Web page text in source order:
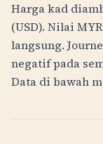
Harga kad
(USD). Nilai MYR
langsung.
negatif pada
Data di bawah